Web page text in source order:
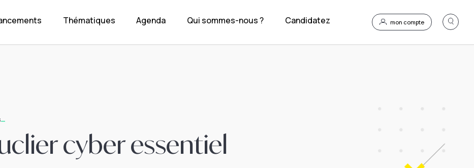
Thématiques Agenda Qui sommes-nous ? Candidatez mon compte
cyber essentiel